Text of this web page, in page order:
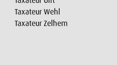
Taxateur Wehl
Taxateur Zelhem